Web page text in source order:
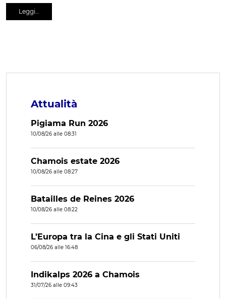
Leggi…
Attualità
Pigiama Run 2026
10/08/26 alle 08:31
Chamois estate 2026
10/08/26 alle 08:27
Batailles de Reines 2026
10/08/26 alle 08:22
L’Europa tra la Cina e gli Stati Uniti
06/08/26 alle 16:48
Indikalps 2026 a Chamois
31/07/26 alle 09:43